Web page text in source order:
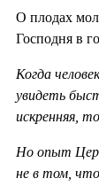
О плодах
Господня в
Когда
увидеть
искренняя,
Но опыт
не в том,